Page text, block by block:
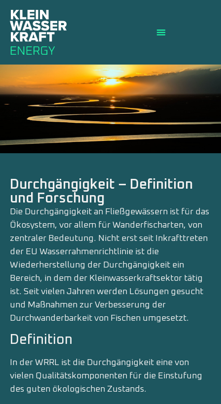
Durchgängigkeit – Definition
und Forschung
Die Durchgängigkeit an Fließgewässern ist für das
Ökosystem, vor allem für Wanderfischarten, von
zentraler Bedeutung. Nicht erst seit Inkrafttreten
der EU Wasserrahmenrichtlinie ist die
Wiederherstellung der Durchgängigkeit ein
Bereich, in dem der Kleinwasserkraftsektor tätig
ist. Seit vielen Jahren werden Lösungen gesucht
und Maßnahmen zur Verbesserung der
Durchwanderbarkeit von Fischen umgesetzt.
Definition
In der WRRL ist die Durchgängigkeit eine von
vielen Qualitätskomponenten für die Einstufung
des guten ökologischen Zustands.